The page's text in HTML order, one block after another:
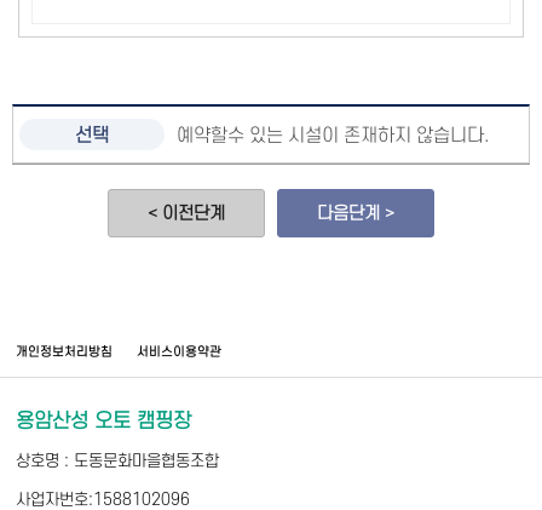
예약할수 있는 시설이 존재하지 않습니다.
< 이전단계 다음단계 >
개인정보처리방침 서비스이용약관
용암산성 오토 캠핑장
상호명 : 도동문화마을협동조합
사업자번호:1588102096